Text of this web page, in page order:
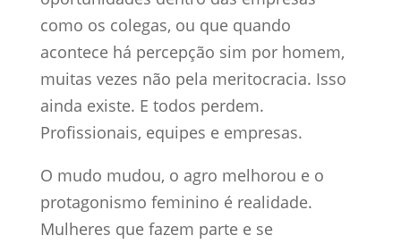
como os colegas, ou que quando
acontece há percepção sim por homem,
muitas vezes não pela meritocracia. Isso
ainda existe. E todos perdem.
Profissionais, equipes e empresas.
O mudo mudou, o agro melhorou e o
protagonismo feminino é realidade.
Mulheres que fazem parte e se